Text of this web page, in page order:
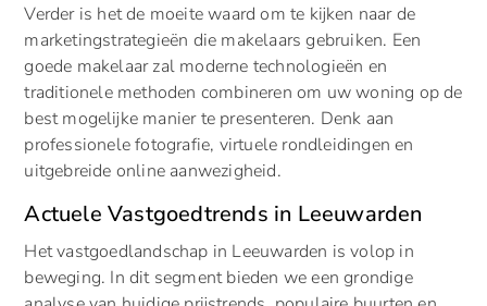
Verder is het de moeite waard om te kijken naar de
marketingstrategieën die makelaars gebruiken. Een
goede makelaar zal moderne technologieën en
traditionele methoden combineren om uw woning op de
best mogelijke manier te presenteren. Denk aan
professionele fotografie, virtuele rondleidingen en
uitgebreide online aanwezigheid.
Actuele Vastgoedtrends in Leeuwarden
Het vastgoedlandschap in Leeuwarden is volop in
beweging. In dit segment bieden we een grondige